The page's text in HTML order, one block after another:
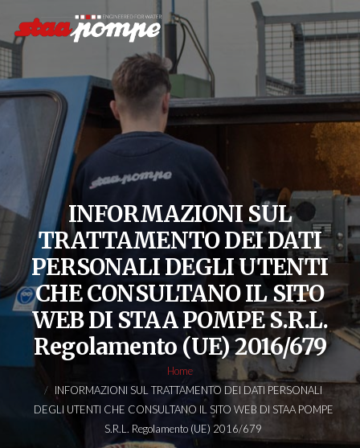
INFORMAZIONI SUL
TRATTAMENTO DEI DATI
PERSONALI DEGLI UTENTI
CHE CONSULTANO IL SITO
WEB DI STAA POMPE S.R.L.
Regolamento (UE) 2016/679
Home
INFORMAZIONI SUL TRATTAMENTO DEI DATI PERSONALI
DEGLI UTENTI CHE CONSULTANO IL SITO WEB DI STAA POMPE
S.R.L. Regolamento (UE) 2016/679